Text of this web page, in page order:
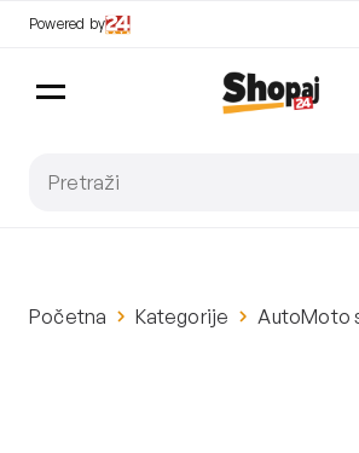
Powered by
Početna Kategorije AutoMoto